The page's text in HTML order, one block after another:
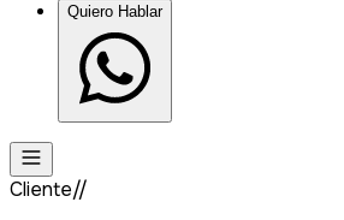
Quiero Hablar
Cliente//